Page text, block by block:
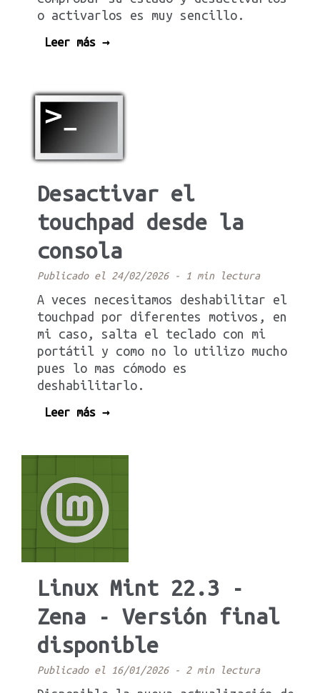
o activarlos es muy sencillo.
Leer más →
Desactivar el
touchpad desde la
consola
Publicado el 24/02/2026- 1 min lectura
A veces necesitamos deshabilitar el
touchpad por diferentes motivos, en
mi caso, salta el teclado con mi
portátil y como no lo utilizo mucho
pues lo mas cómodo es
deshabilitarlo.
Leer más →
Linux Mint 22.3 -
Zena - Versión final
disponible
Publicado el 16/01/2026- 2 min lectura